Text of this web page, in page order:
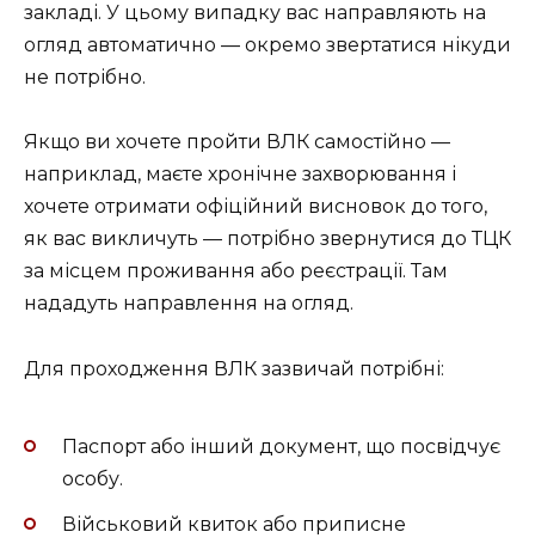
закладі. У цьому випадку вас направляють на
огляд автоматично — окремо звертатися нікуди
не потрібно.
Якщо ви хочете пройти ВЛК самостійно —
наприклад, маєте хронічне захворювання і
хочете отримати офіційний висновок до того,
як вас викличуть — потрібно звернутися до ТЦК
за місцем проживання або реєстрації. Там
нададуть направлення на огляд.
Для проходження ВЛК зазвичай потрібні:
Паспорт або інший документ, що посвідчує
особу.
Військовий квиток або приписне